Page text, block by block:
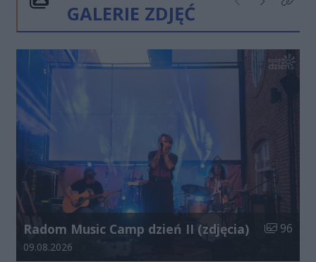
GALERIE ZDJĘĆ
Poprzednie
NastępneKliknij
Radom Music Camp dzień II (zdjęcia) Liczba
96
Data dodania galerii:
09.08.2026